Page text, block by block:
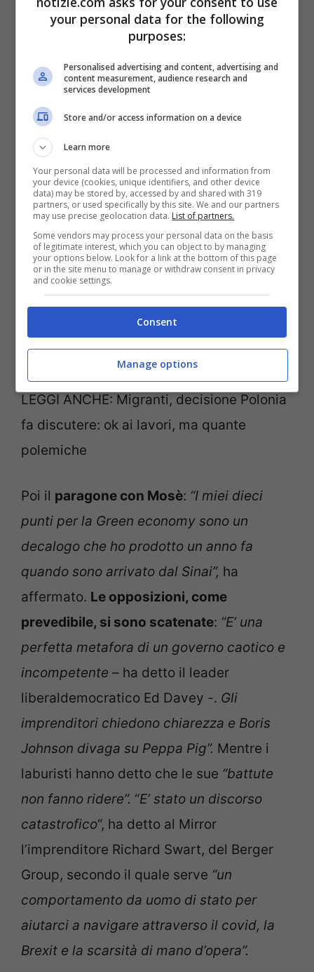
Boris Johnson – GettyImages-
Peppa Pig World. Alzi le mani chi c’è stato”
conferenza annuale della Confindustria
britannica.Si parlava di green economy e
sviluppo economico.Il Premier era reduce
da un weekend in famiglia al parco
divertimenti ispirato al celebre cartone
animato.“Peppa Pig world è proprio il mio
tipo di posto.Strade sicure, scuole
disciplinate, enfasi sui trasporti di massa”,
ha affermato, lamentandosi però che
“Papà Pig è un po’ stereotipato”.
LEGGI ANCHE: Migranti, decisione Polonia
fa discutere: ok ai lavori, ma quante
polemiche
Poi il paragone con Mosè: “I miei dieci
punti per la Green economy sono un
decalogo che ho prodotto un anno fa
quando sono arrivato dal Sinai”, ha
affermato. Le opposizioni, come
prevedibile, si sono scatenate: “E’ una
perfetta metafora di un governo caotico e
incompetente – ha detto il leader
liberaldemocratico Ed Davey -. Gli
imprenditori chiedono chiarezza e Boris
Johnson divaga su Peppa Pig”. Mentre i
laburisti hanno detto che le sue “battute
non fanno ridere”. “E’ stato un discorso
catastrofico“, ha detto al Mirror
l’imprenditore Richard Swart, del Berger
Group, secondo il quale serve “un
comportamento da uomo di stato per
aiutarci a navigare attraverso il covid, la
Brexit e la scarsità di mano d’opera”.
your personal data for the following
purposes:
Personalised advertising and content, advertising and
content measurement, audience research and
services development
Store and/or access information on a device
Learn more
Your personal data will be processed and information from
your device (cookies, unique identifiers, and other device
data) may be stored by, accessed by and shared with 319
partners, or used specifically by this site. We and our partners
may use precise geolocation data. List of partners.
Some vendors may process your personal data on the basis
of legitimate interest, which you can object to by managing
your options below. Look for a link at the bottom of this page
or in the site menu to manage or withdraw consent in privacy
and cookie settings.
Consent
Manage options